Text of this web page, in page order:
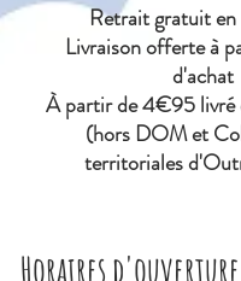
Retrait gratuit
Livraison offerte à
d'achat
Àpartir de 4€95 livré
(hors DOM et
territoriales
Horaires d'ouverture